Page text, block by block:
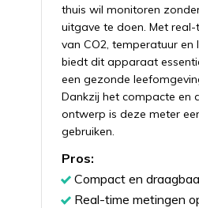
thuis wil monitoren
uitgave te doen. Met
van CO2, temperatuur en
biedt dit apparaat
een gezonde
Dankzij het compacte en
ontwerp is deze meter
gebruiken.
Pros:
Compact en
Real-time metingen